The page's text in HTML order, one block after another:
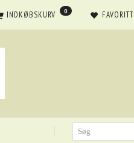
INDKØBSKURV 0